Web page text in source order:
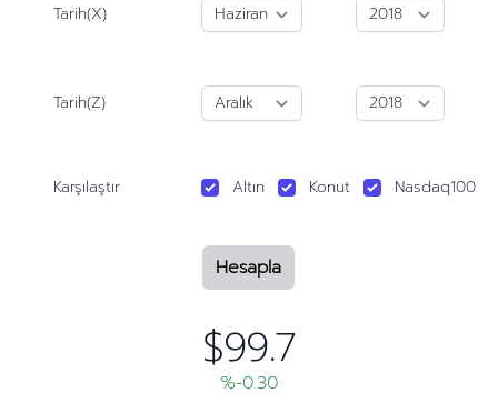
Tarih(X)
Tarih(Z)
Karşılaştır Altın Konut Nasdaq100
Hesapla
$99.7
%-0.30